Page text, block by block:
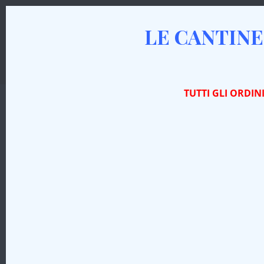
I VINI PRODOTTI TIPICI
LE
TUTTI GLI